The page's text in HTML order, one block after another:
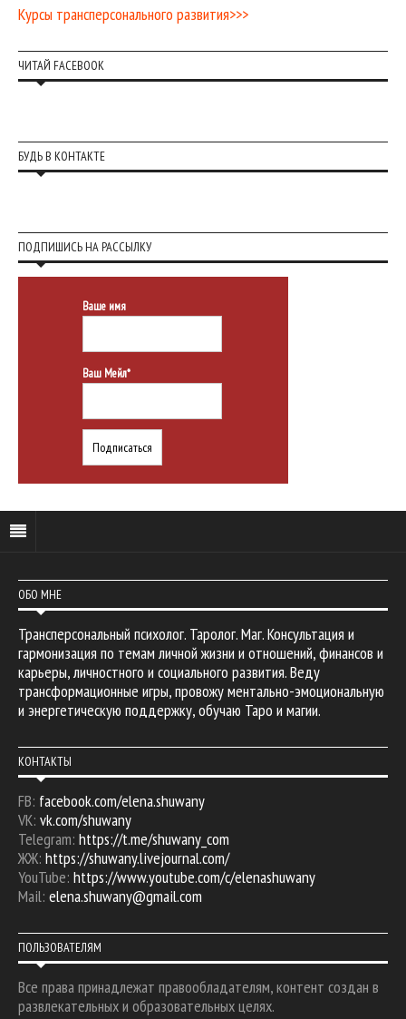
Курсы трансперсонального развития>>>
ЧИТАЙ FACEBOOK
БУДЬ В КОНТАКТЕ
ПОДПИШИСЬ НА РАССЫЛКУ
Ваше имя
Ваш Мейл*
ОБО МНЕ
Трансперсональный психолог. Таролог. Маг. Консультация и
гармонизация по темам личной жизни и отношений, финансов и
карьеры, личностного и социального развития. Веду
трансформационные игры, провожу ментально-эмоциональную
и энергетическую поддержку, обучаю Таро и магии.
КОНТАКТЫ
FB: facebook.com/elena.shuwany
VK: vk.com/shuwany
Telegram: https://t.me/shuwany_com
ЖЖ: https://shuwany.livejournal.com/
YouTube: https://www.youtube.com/c/elenashuwany
Mail: elena.shuwany@gmail.com
ПОЛЬЗОВАТЕЛЯМ
Все права принадлежат правообладателям, контент создан в
развлекательных и образовательных целях.